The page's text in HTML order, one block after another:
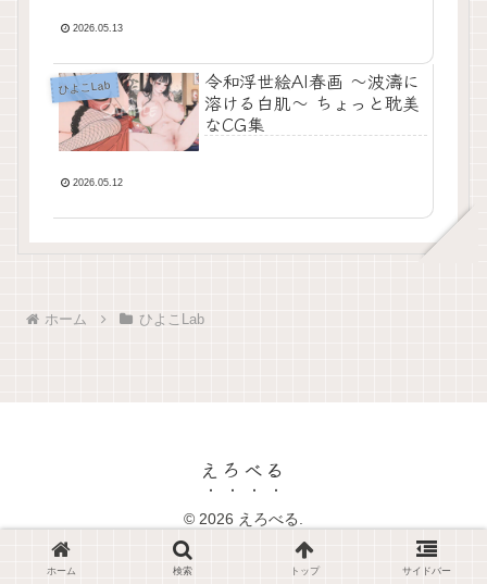
2026.05.13
ひよこLab
令和浮世絵AI春画 〜波濤に
溶ける白肌〜 ちょっと耽美
なCG集
2026.05.12
ホーム ひよこLab
えろべる
© 2026 えろべる.
ホーム 検索 トップ サイドバー